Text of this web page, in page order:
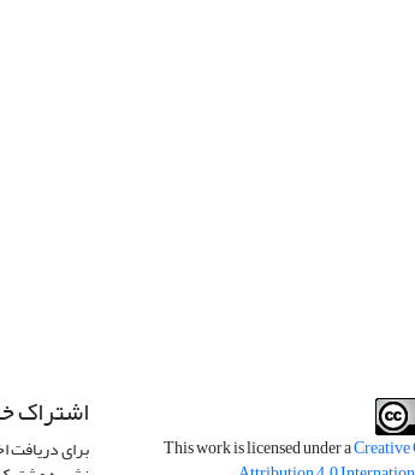
This work is licensed under a
اشتراک
برای دریافت